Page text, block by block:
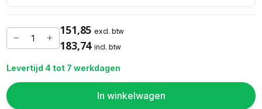
151,85 excl. btw
183,74 incl. btw
Levertijd 4 tot 7 werkdagen
In winkelwagen